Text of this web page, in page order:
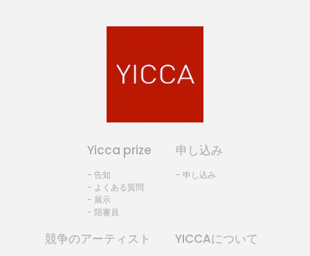
Yicca prize
- 告知
- よくある質問
- 展示
- 陪審員
申し込み
- 申し込み
競争のアーティスト YICCAについて